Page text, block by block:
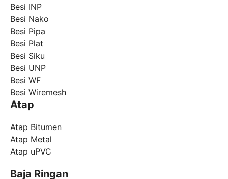
Besi INP
Besi Nako
Besi Pipa
Besi Plat
Besi Siku
Besi UNP
Besi WF
Besi Wiremesh
Atap
Atap Bitumen
Atap Metal
Atap uPVC
Baja Ringan